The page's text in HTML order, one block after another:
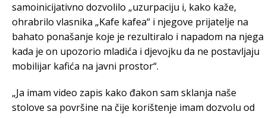
samoinicijativno dozvolilo „uzurpaciju i, kako kaže,
ohrabrilo vlasnika „Kafe kafea“ i njegove prijatelje na
bahato ponašanje koje je rezultiralo i napadom na njega
kada je on upozorio mladića i djevojku da ne postavljaju
mobilijar kafića na javni prostor“.
„Ja imam video zapis kako đakon sam sklanja naše
stolove sa površine na čije korištenje imam dozvolu od